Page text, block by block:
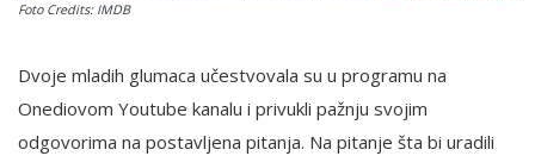
Foto Credits: IMDB
Dvoje mladih glumaca učestvovala su u programu na
Onediovom Youtube kanalu i privukli pažnju svojim
odgovorima na postavljena pitanja. Na pitanje šta bi uradili